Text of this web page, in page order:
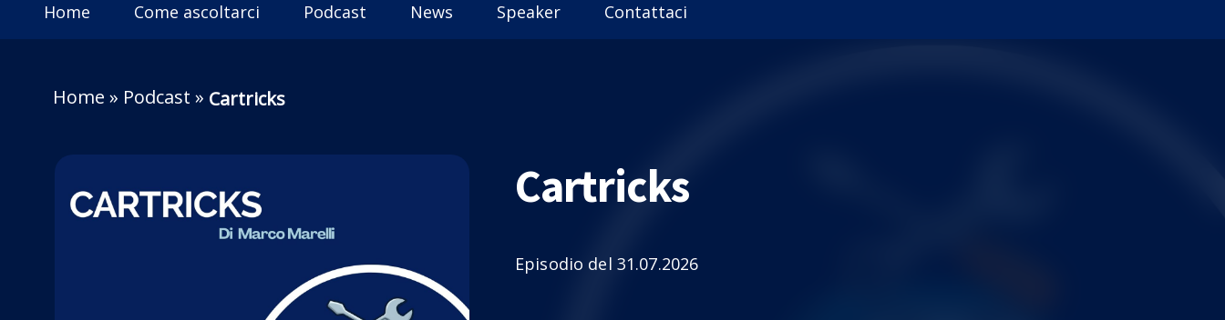
Home Come ascoltarci Podcast News Speaker Contattaci
Home » Podcast » Cartricks
Cartricks
Episodio del 31.07.2026